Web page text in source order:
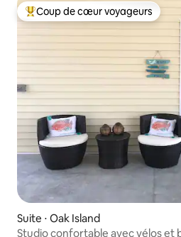
Coups de cœur voyageurs les
Coup de cœur voyageurs
Suite ⋅ Oak Island
Studio confortable avec vélos et